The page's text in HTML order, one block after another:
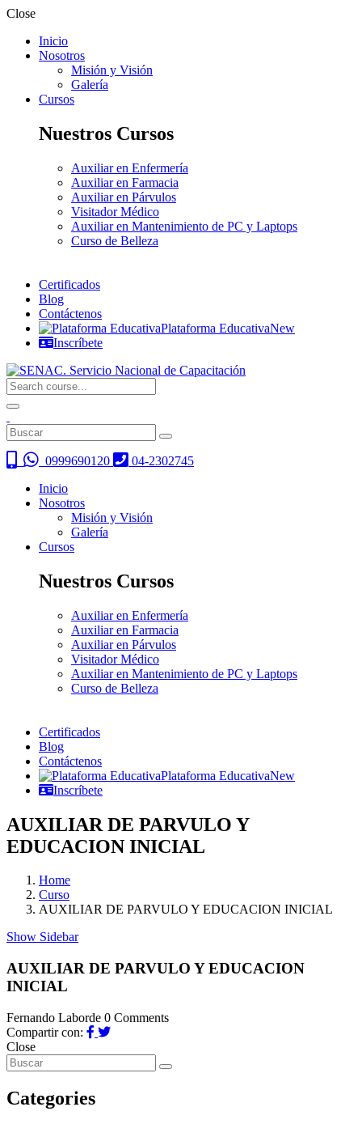
Close
Inicio
Nosotros
Misión y Visión
Galería
Cursos
Nuestros Cursos
Auxiliar en Enfermería
Auxiliar en Farmacia
Auxiliar en Párvulos
Visitador Médico
Auxiliar en Mantenimiento de PC y Laptops
Curso de Belleza
Certificados
Blog
Contáctenos
Plataforma EducativaNew
Inscríbete
0999690120
04-2302745
Inicio
Nosotros
Misión y Visión
Galería
Cursos
Nuestros Cursos
Auxiliar en Enfermería
Auxiliar en Farmacia
Auxiliar en Párvulos
Visitador Médico
Auxiliar en Mantenimiento de PC y Laptops
Curso de Belleza
Certificados
Blog
Contáctenos
Plataforma EducativaNew
Inscríbete
AUXILIAR DE PARVULO Y
EDUCACION INICIAL
Home
Curso
AUXILIAR DE PARVULO Y EDUCACION INICIAL
Show Sidebar
AUXILIAR DE PARVULO Y EDUCACION
INICIAL
Fernando Laborde 0 Comments
Compartir con:
Close
Categories